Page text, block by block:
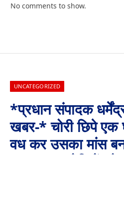
No comments to show.
UNCATEGORIZED
*प्रधान संपादक
खबर-* चोरी छिपे एक
वध कर उसका मांस
कुल 14 आरोपियों को